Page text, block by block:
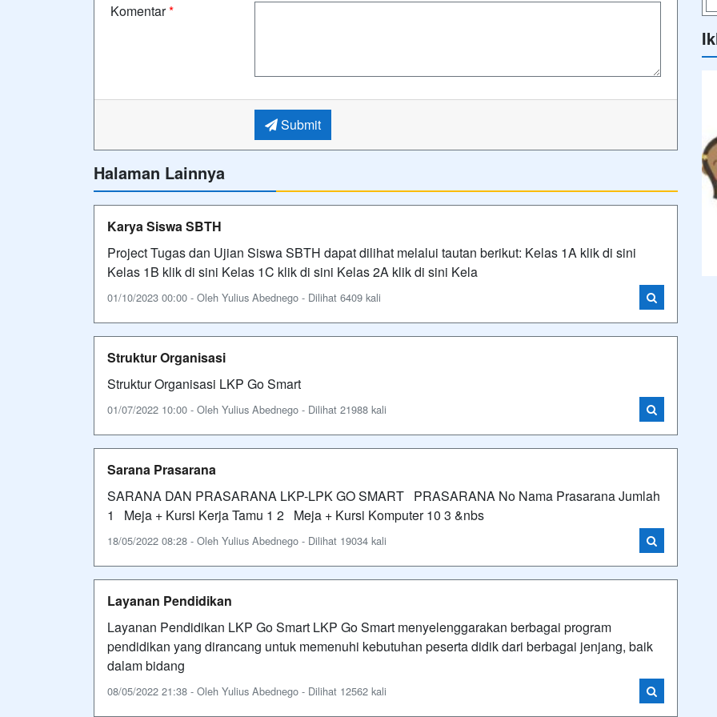
Komentar*
Submit
Halaman Lainnya
Karya Siswa SBTH
Project Tugas dan Ujian Siswa SBTH dapat dilihat melalui tautan berikut: Kelas 1A klik di sini
Kelas 1B klik di sini Kelas 1C klik di sini Kelas 2A klik di sini Kela
01/10/2023 00:00 - Oleh Yulius Abednego - Dilihat 6409 kali
Struktur Organisasi
Struktur Organisasi LKP Go Smart
01/07/2022 10:00 - Oleh Yulius Abednego - Dilihat 21988 kali
Sarana Prasarana
SARANA DAN PRASARANA LKP-LPK GO SMART PRASARANA No Nama Prasarana Jumlah
1 Meja + Kursi Kerja Tamu 1 2 Meja + Kursi Komputer 10 3 &nbs
18/05/2022 08:28 - Oleh Yulius Abednego - Dilihat 19034 kali
Layanan Pendidikan
Layanan Pendidikan LKP Go Smart LKP Go Smart menyelenggarakan berbagai program
pendidikan yang dirancang untuk memenuhi kebutuhan peserta didik dari berbagai jenjang, baik
dalam bidang
08/05/2022 21:38 - Oleh Yulius Abednego - Dilihat 12562 kali